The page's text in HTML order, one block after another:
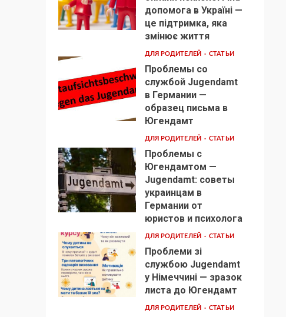
1
допомога в Україні —
це підтримка, яка
змінює життя
2
ДЛЯ РОДИТЕЛЕЙ СТАТЬИ
Проблемы со
службой Jugendamt
в Германии —
образец письма в
Югендамт
3
ДЛЯ РОДИТЕЛЕЙ СТАТЬИ
Проблемы с
Югендамтом —
Jugendamt: советы
украинцам в
Германии от
юристов и психолога
4
ДЛЯ РОДИТЕЛЕЙ СТАТЬИ
Проблеми зі
службою Jugendamt
у Німеччині — зразок
листа до Югендамт
ДЛЯ РОДИТЕЛЕЙ СТАТЬИ